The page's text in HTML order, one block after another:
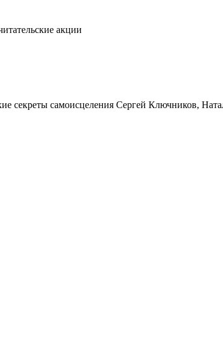
акции
секреты самоисцеления Сергей Ключников,